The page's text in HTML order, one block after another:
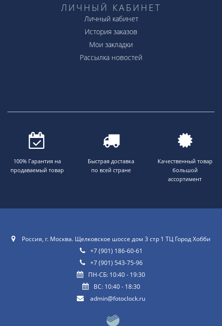
ЛИЧНЫЙ КАБИНЕТ
Личный кабинет
История заказов
Мои закладки
Рассылка новостей
100% Гарантия на
продаваемый товар
Быстрая доставка
по всей стране
Качественный товар
большой
ассортимент
Россия, г. Москва. Щелковское шоссе дом 3 стр 1 ТЦ Город Хобби
+7 (901) 186-60-61
+7 (901) 543-75-96
ПН-СБ: 10:40 - 19:30
ВС: 10:40 - 18:30
admin@fotoclock.ru